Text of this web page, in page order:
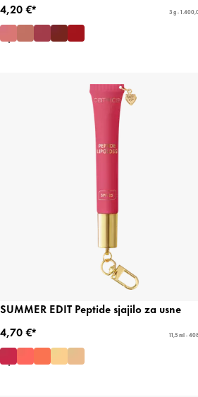
4,20 €*
3 g -
SUMMER EDIT Peptide sjajilo za usne
4,70 €*
11,5 ml -